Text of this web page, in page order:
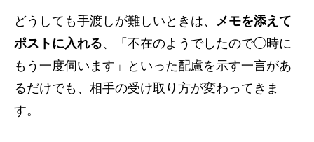
どうしても手渡しが難しいときは、 メモを添えて
ポストに入れる、「不在のようでしたので◯時に
もう一度伺います」といった配慮を示す一言があ
るだけでも、相手の受け取り方が変わってきま
す。